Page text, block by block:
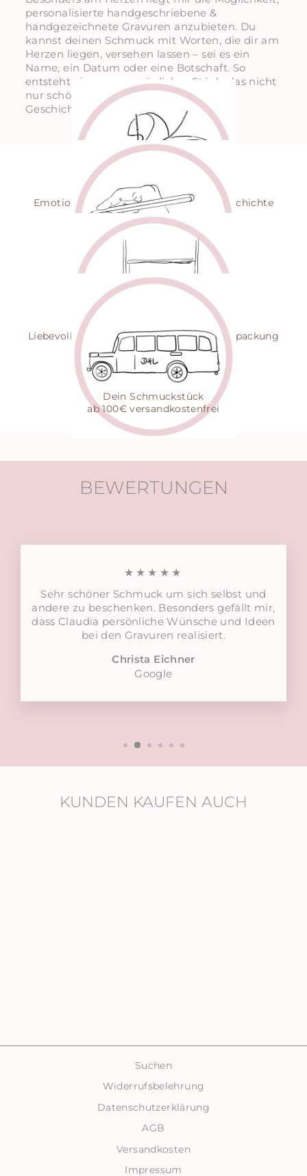
personalisierte handgeschriebene &
handgezeichnete Gravuren anzubieten. Du
kannst deinen Schmuck mit Worten, die dir am
Herzen liegen, versehen lassen – sei es ein
Name, ein Datum oder eine Botschaft. So
entsteht ein ganz persönliches Stück, das nicht
nur schön aussieht, sondern auch eine
Geschichte erzählt.
EINZIGARTIG
Emotionsschmuck mit persönlicher Geschichte
HANDGEZEICHNET
Jede Gravur mit Herz
- einzigartig persönlich
Liebevoll gepackt in zertifizierter Eco-Verpackung
VERSAND
Dein Schmuckstück
ab 100€ versandkostenfrei
BEWERTUNGEN
★★★★★
Sehr schöner Schmuck um sich selbst und
andere zu beschenken. Besonders gefällt mir,
dass Claudia persönliche Wünsche und Ideen
bei den Gravuren realisiert.
Christa Eichner
Google
KUNDEN KAUFEN AUCH
Suchen
Widerrufsbelehrung
Datenschutzerklärung
AGB
Versandkosten
Impressum